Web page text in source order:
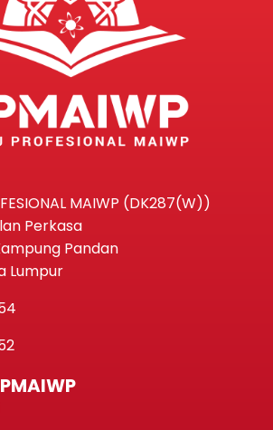
MAIWP (DK287(W))
Perkasa
Pandan
Lumpur